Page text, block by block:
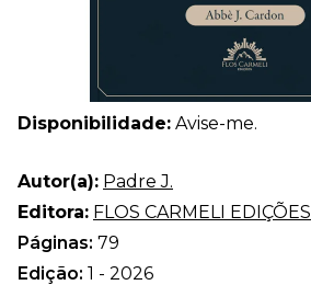
Disponibilidade: Avise-me.
Autor(a): Padre J.
Editora: FLOS CARMELI EDIÇÕES
Páginas: 79
Edição: 1 - 2026